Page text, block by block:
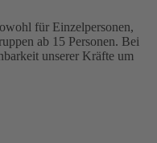
für Einzelpersonen,
ab 15 Personen. Bei
unserer Kräfte um